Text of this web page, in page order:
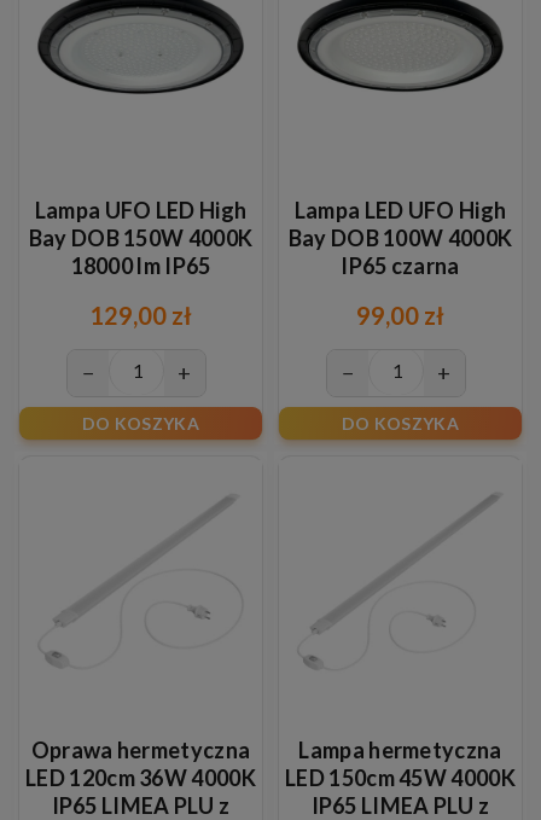
Lampa UFO LED High
Bay DOB 150W 4000K
18000 lm IP65
129,00 zł
− +
DO KOSZYKA
Lampa LED UFO High
Bay DOB 100W 4000K
IP65 czarna
99,00 zł
− +
DO KOSZYKA
Oprawa hermetyczna
LED 120cm 36W 4000K
IP65 LIMEA PLU z
Lampa hermetyczna
LED 150cm 45W 4000K
IP65 LIMEA PLU z